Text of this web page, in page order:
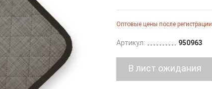
Оптовые цены после регистрации
Артикул: 950963